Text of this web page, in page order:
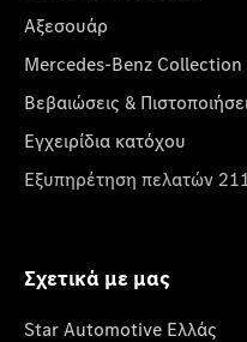
Αξεσουάρ
Mercedes-Benz Collection
Βεβαιώσεις &
Εγχειρίδια κατόχου
Εξυπηρέτηση πελατών
Σχετικά με μας
Star Automotive Ελλάς